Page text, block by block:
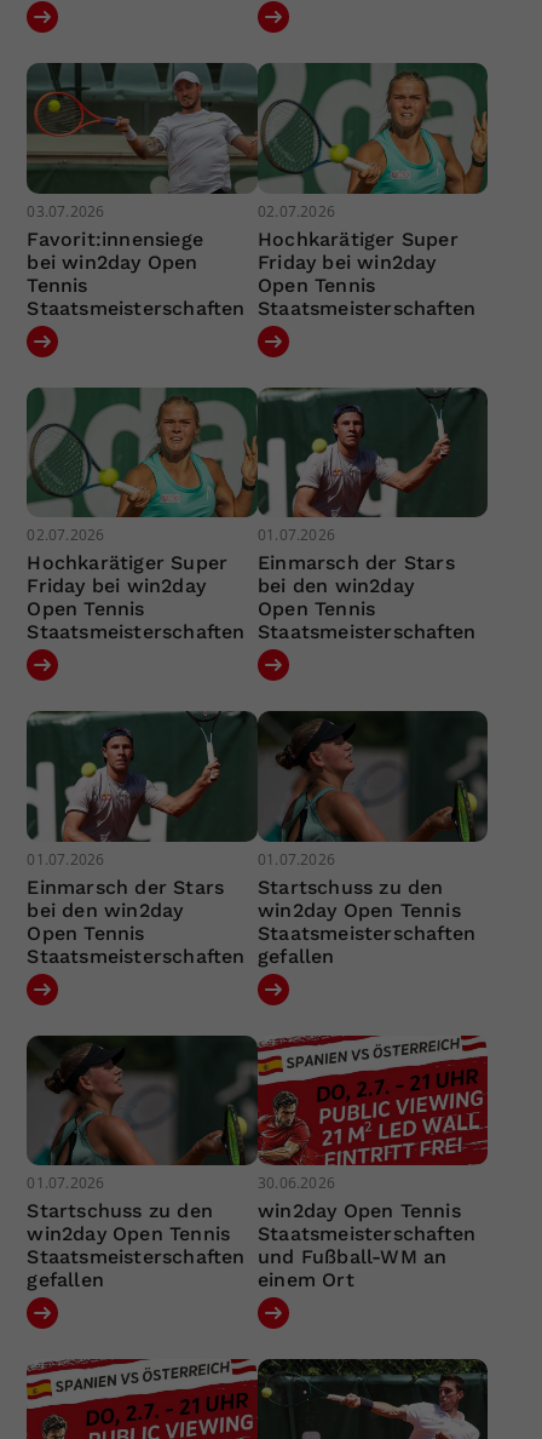
03.07.2026
Favorit:innensiege
bei win2day Open
Tennis
Staatsmeisterschaften
02.07.2026
Hochkarätiger Super
Friday bei win2day
Open Tennis
Staatsmeisterschaften
02.07.2026
Hochkarätiger Super
Friday bei win2day
Open Tennis
Staatsmeisterschaften
01.07.2026
Einmarsch der Stars
bei den win2day
Open Tennis
Staatsmeisterschaften
01.07.2026
Einmarsch der Stars
bei den win2day
Open Tennis
Staatsmeisterschaften
01.07.2026
Startschuss zu den
win2day Open Tennis
Staatsmeisterschaften
gefallen
01.07.2026
Startschuss zu den
win2day Open Tennis
Staatsmeisterschaften
gefallen
30.06.2026
win2day Open Tennis
Staatsmeisterschaften
und Fußball-WM an
einem Ort